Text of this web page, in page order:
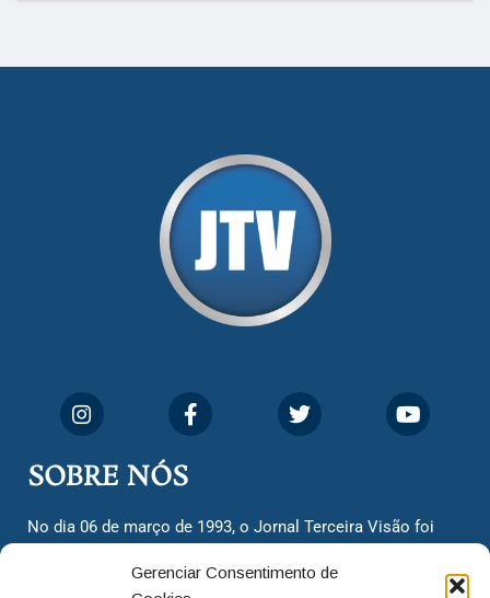
Gerenciar Consentimento de
SOBRE NÓS
No dia 06 de março de 1993, o Jornal Terceira Visão foi
cidadãos valinhenses, já que naquela época só existiam